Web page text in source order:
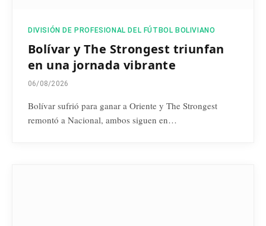
DIVISIÓN DE PROFESIONAL DEL FÚTBOL BOLIVIANO
Bolívar y The Strongest triunfan
en una jornada vibrante
06/08/2026
Bolívar sufrió para ganar a Oriente y The Strongest
remontó a Nacional, ambos siguen en…